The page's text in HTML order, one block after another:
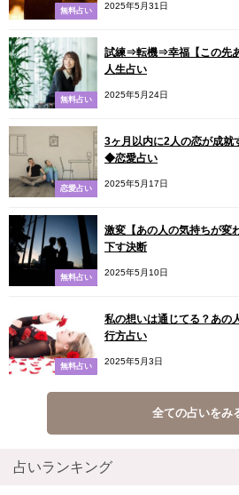
無料占い
2025年5月31日
無料占い
試練⇒転機⇒幸福【この先
人生占い
2025年5月24日
恋愛占い
3ヶ月以内に2人の恋が成就
◆恋愛占い
2025年5月17日
無料占い
激変【あの人の気持ちが変
下す決断
2025年5月10日
無料占い
私の想いは通じてる？あの
行方占い
2025年5月3日
全ての占いをみ
占いランキング